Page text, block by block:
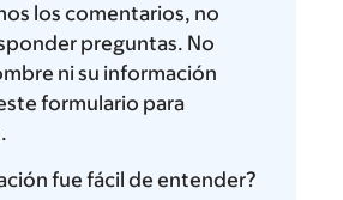
los comentarios, no
preguntas. No
ni su información
formulario para
fue fácil de entender?